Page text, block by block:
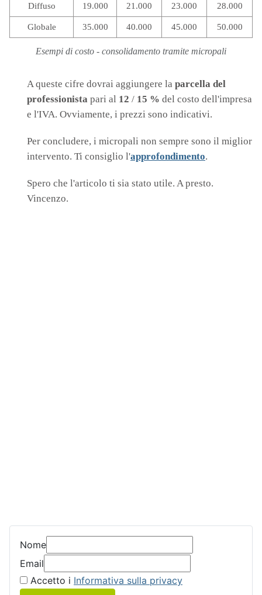
Esempi di costo - consolidamento tramite micropali
Diffuso 19.000 21.000 23.000 28.000
Globale 35.000 40.000 45.000 50.000
A queste cifre dovrai aggiungere la parcella del
professionista pari al 12 / 15 % del costo dell'impresa
e l'IVA. Ovviamente, i prezzi sono indicativi.
Per concludere, i micropali non sempre sono il miglior
intervento. Ti consiglio l'approfondimento.
Spero che l'articolo ti sia stato utile. A presto.
Vincenzo.
Nome
Email
Accetto i Informativa sulla privacy